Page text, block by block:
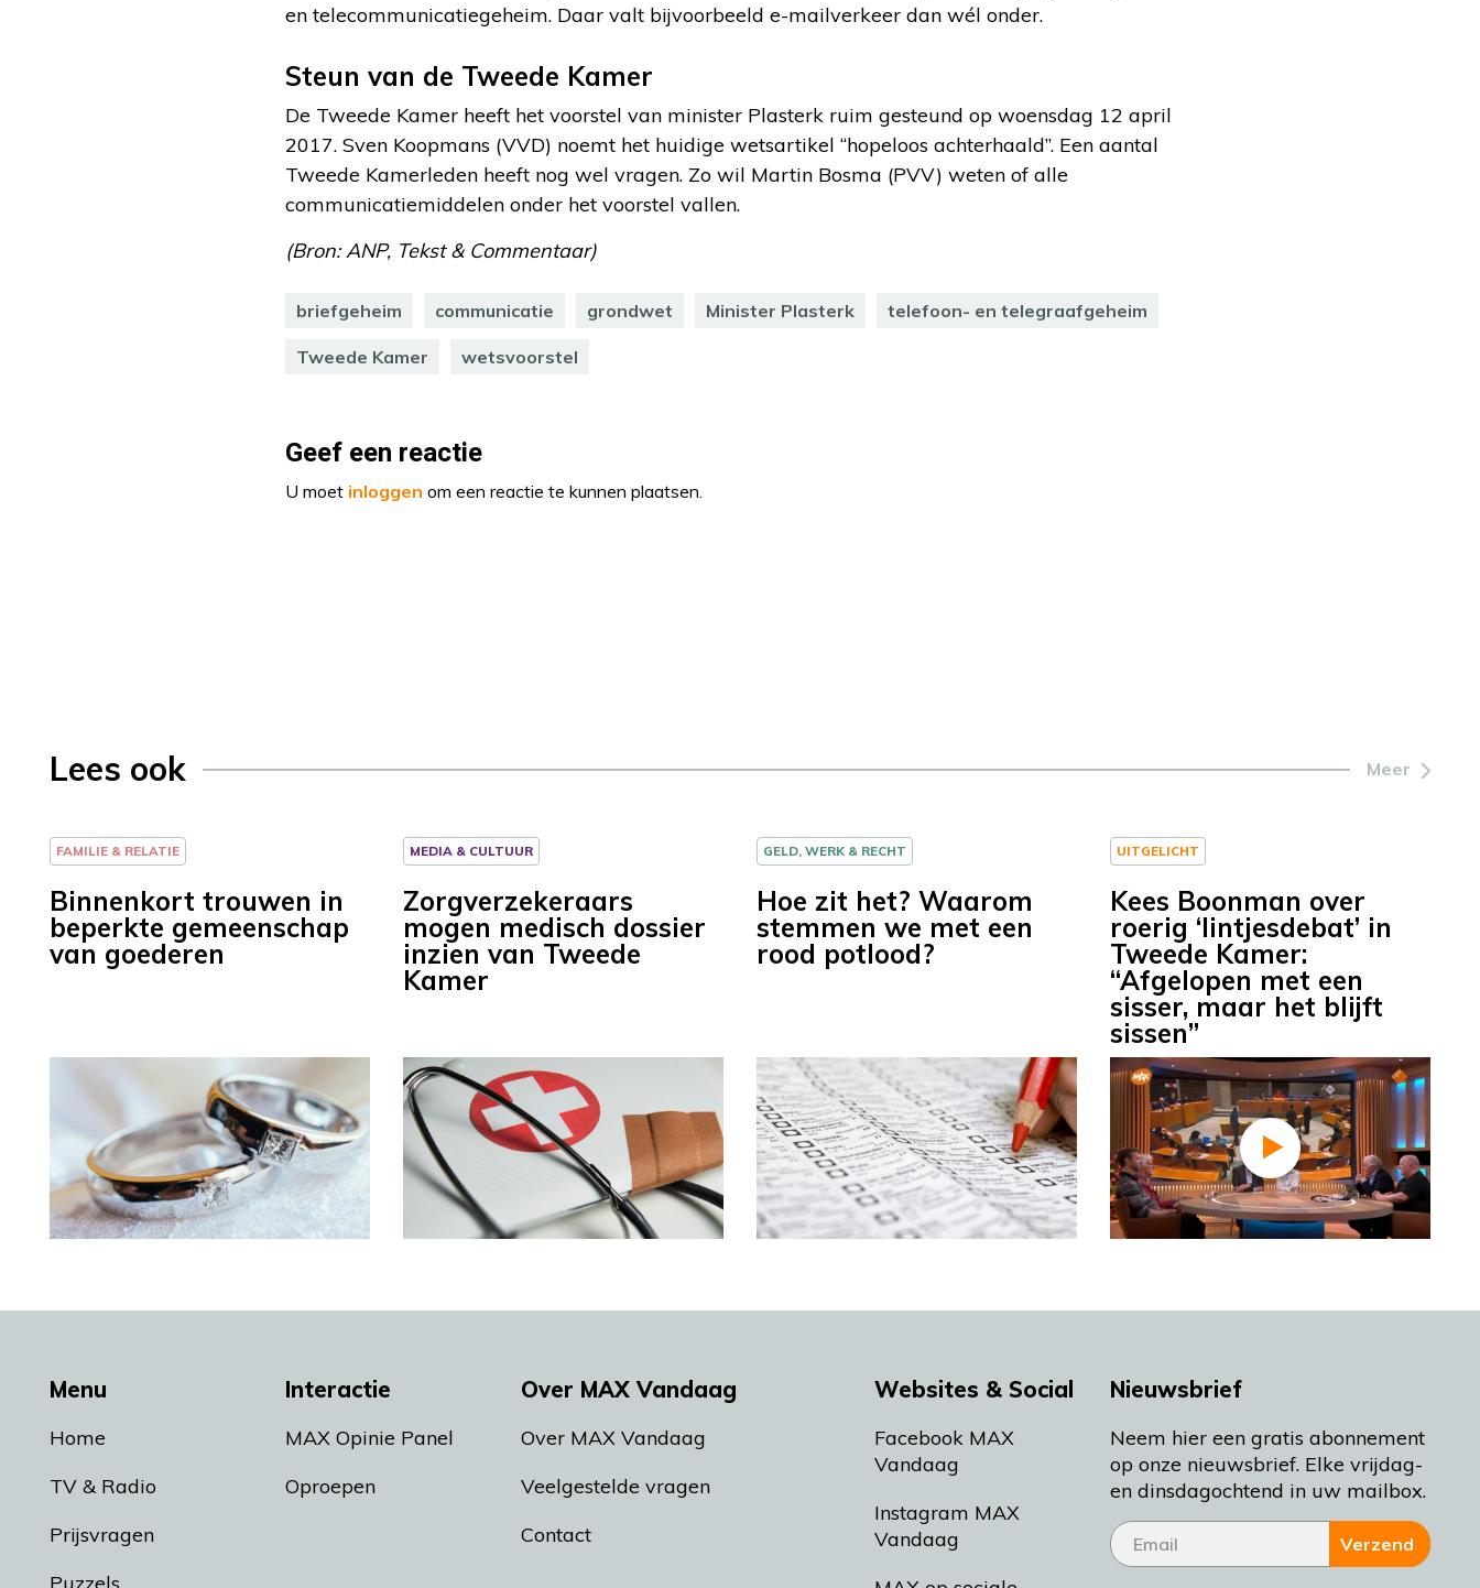
en telecommunicatiegeheim. Daar valt bijvoorbeeld e-mailverkeer dan wél onder.
Steun van de Tweede Kamer
De Tweede Kamer heeft het voorstel van minister Plasterk ruim gesteund op woensdag 12 april
2017. Sven Koopmans (VVD) noemt het huidige wetsartikel “hopeloos achterhaald”. Een aantal
Tweede Kamerleden heeft nog wel vragen. Zo wil Martin Bosma (PVV) weten of alle
communicatiemiddelen onder het voorstel vallen.
(Bron: ANP, Tekst & Commentaar)
briefgeheim communicatie grondwet Minister Plasterk telefoon- en telegraafgeheim
Tweede Kamer wetsvoorstel
Geef een reactie
U moet inloggen om een reactie te kunnen plaatsen.
Lees ook Meer
FAMILIE & RELATIE
Binnenkort trouwen in
beperkte gemeenschap
van goederen
MEDIA & CULTUUR
Zorgverzekeraars
mogen medisch dossier
inzien van Tweede
Kamer
GELD, WERK & RECHT
Hoe zit het? Waarom
stemmen we met een
rood potlood?
UITGELICHT
Kees Boonman over
roerig ‘lintjesdebat’ in
Tweede Kamer:
“Afgelopen met een
sisser, maar het blijft
sissen”
Menu
Home
TV & Radio
Prijsvragen
Puzzels
Interactie
MAX Opinie Panel
Oproepen
Over MAX Vandaag
Over MAX Vandaag
Veelgestelde vragen
Contact
Websites & Social
Facebook MAX
Vandaag
Instagram MAX
Vandaag
Nieuwsbrief
Neem hier een gratis abonnement
op onze nieuwsbrief. Elke vrijdag-
en dinsdagochtend in uw mailbox.
Verzend